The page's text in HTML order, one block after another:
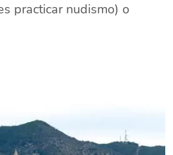
practicar nudismo) o